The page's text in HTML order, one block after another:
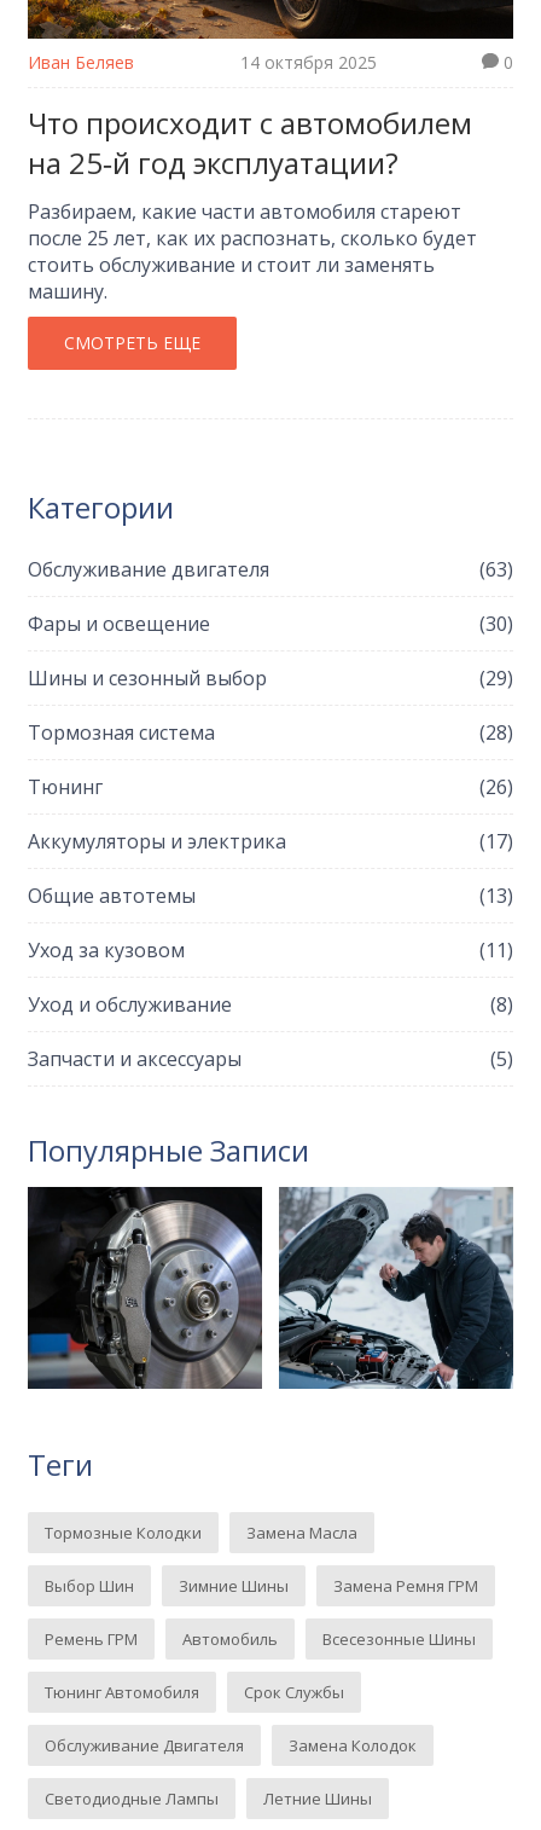
Иван Беляев 14 октября 2025 0
Что происходит с автомобилем
на 25‑й год эксплуатации?
Разбираем, какие части автомобиля стареют
после 25 лет, как их распознать, сколько будет
стоить обслуживание и стоит ли заменять
машину.
СМОТРЕТЬ ЕЩЕ
Категории
Обслуживание двигателя (63)
Фары и освещение (30)
Шины и сезонный выбор (29)
Тормозная система (28)
Тюнинг (26)
Аккумуляторы и электрика (17)
Общие автотемы (13)
Уход за кузовом (11)
Уход и обслуживание (8)
Запчасти и аксессуары (5)
Популярные Записи
Теги
Тормозные Колодки Замена Масла
Выбор Шин Зимние Шины Замена Ремня ГРМ
Ремень ГРМ Автомобиль Всесезонные Шины
Тюнинг Автомобиля Срок Службы
Обслуживание Двигателя Замена Колодок
Светодиодные Лампы Летние Шины